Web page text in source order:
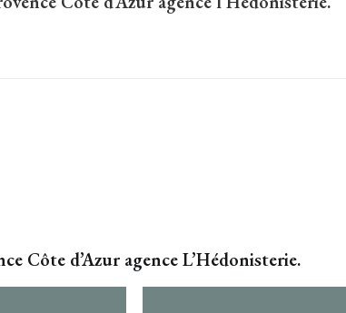
Côte d’Azur agence L’Hédonisterie.